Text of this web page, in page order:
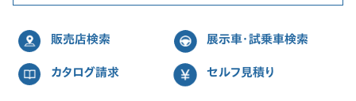
販売店検索 展示車・試乗車検索
カタログ請求 セルフ見積り